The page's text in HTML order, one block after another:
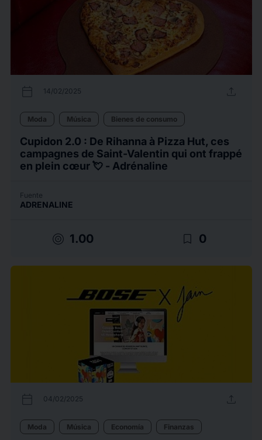
calendar_today 14/02/2025 upload
Moda Música Bienes de consumo
Cupidon 2.0 : De Rihanna à Pizza Hut, ces
campagnes de Saint-Valentin qui ont frappé
en plein cœur 💘 - Adrénaline
Fuente
ADRENALINE
target 1.00 bookmark_border 0
calendar_today 04/02/2025 upload
Moda Música Economía Finanzas